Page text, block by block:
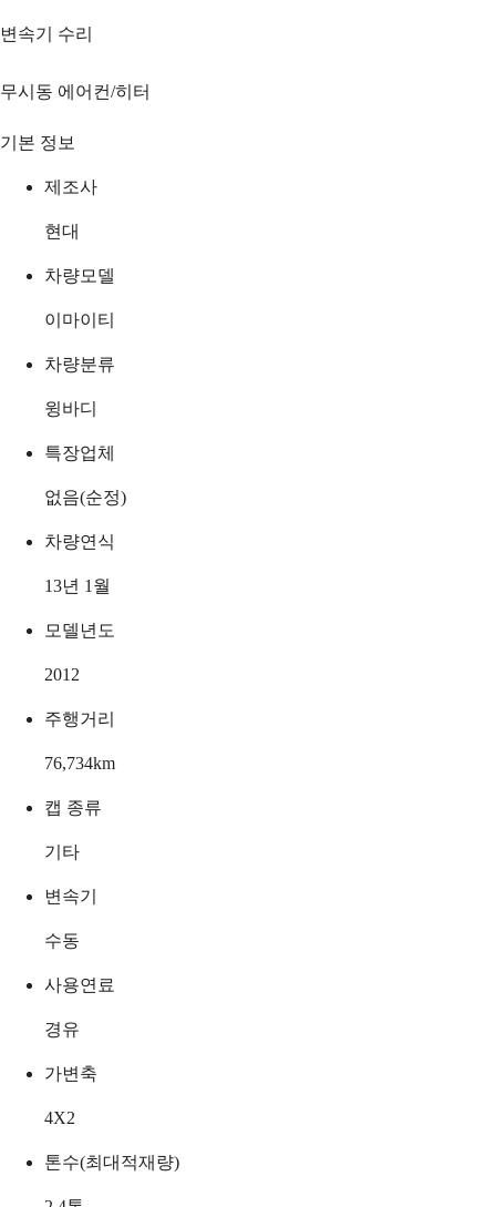
변속기 수리
무시동 에어컨/히터
기본 정보
제조사
현대
차량모델
이마이티
차량분류
윙바디
특장업체
없음(순정)
차량연식
13년 1월
모델년도
2012
주행거리
76,734km
캡 종류
기타
변속기
수동
사용연료
경유
가변축
4X2
톤수(최대적재량)